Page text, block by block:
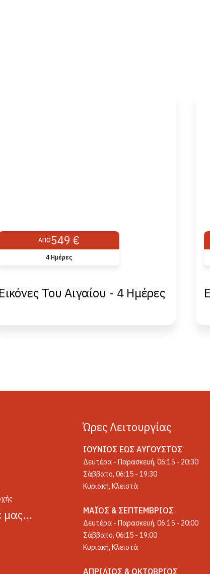
ΑΠΌ549 €
4 Ημέρες
Εικόνες Του Αιγαίου - 4 Ημέρες
μας…
Ώρες Λειτουργίας
ΙΟΎΝΙΟΣ ΈΩΣ ΑΎΓΟΥΣΤΟΣ
Δευτέρα - Παρασκευή, 06:15 - 20:30
Σάββατο, 06:15 - 19:30
Κυριακή, Κλειστά
ΜΆΙΟΣ & ΣΕΠΤΈΜΒΡΙΟΣ
Δευτέρα - Παρασκευή, 06:15 - 20:00
Σάββατο, 06:15 - 19:00
Κυριακή, Κλειστά
ΑΠΡΊΛΙΟΣ & ΟΚΤΏΒΡΙΟΣ